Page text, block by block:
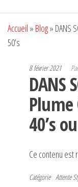
Accueil » Blog» DANS
50’s
8 février 2021
DANS
Plume
40’s
Ce contenu est
Catégorie Attente